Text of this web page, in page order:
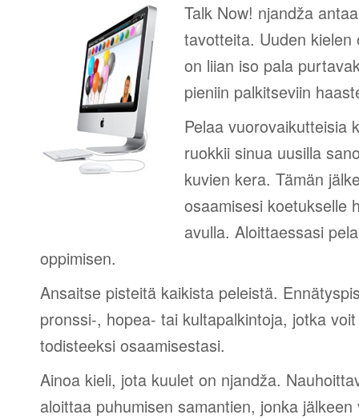
Talk Now! njandža
tavotteita. Uuden
on liian iso pala
pieniin palkitseviin
Pelaa vuorovaikutteisia
ruokkii sinua uusilla
kuvien kera. Tämän
osaamisesi koetukselle
avulla. Aloittaessasi
oppimisen.
Ansaitse pisteitä kaikista peleistä.
pronssi-, hopea- tai kultapalkintoja, jotka
todisteeksi osaamisestasi.
Ainoa kieli, jota kuulet on njandža.
aloittaa puhumisen samantien, jonka